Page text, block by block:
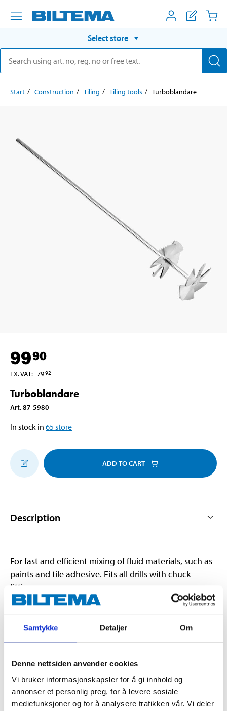
Samtykke Detaljer Om
Denne nettsiden anvender cookies
Vi bruker informasjonskapsler for å gi innhold og
annonser et personlig preg, for å levere sosiale
mediefunksjoner og for å analysere trafikken vår. Vi deler
Select store
Start Construction Tiling Tiling tools Turboblandare
9990
EX. VAT: 7992
Turboblandare
Art.87-5980
In stock in 65store
ADD TO CART
Description
For fast and efficient mixing of fluid materials, such as
paints and tile adhesive. Fits all drills with chuck
fittings.
Technical specifications
Blade dimensions
Ø 75 mm